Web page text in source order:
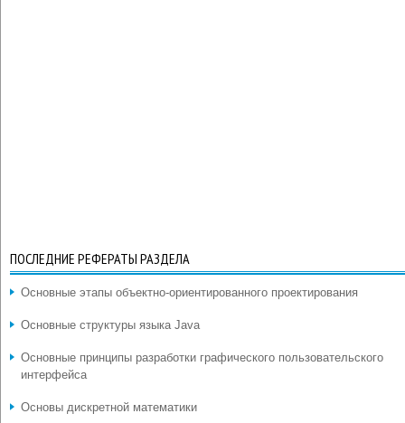
ПОСЛЕДНИЕ РЕФЕРАТЫ РАЗДЕЛА
Основные этапы объектно-ориентированного проектирования
Основные структуры языка Java
Основные принципы разработки графического пользовательского
интерфейса
Основы дискретной математики